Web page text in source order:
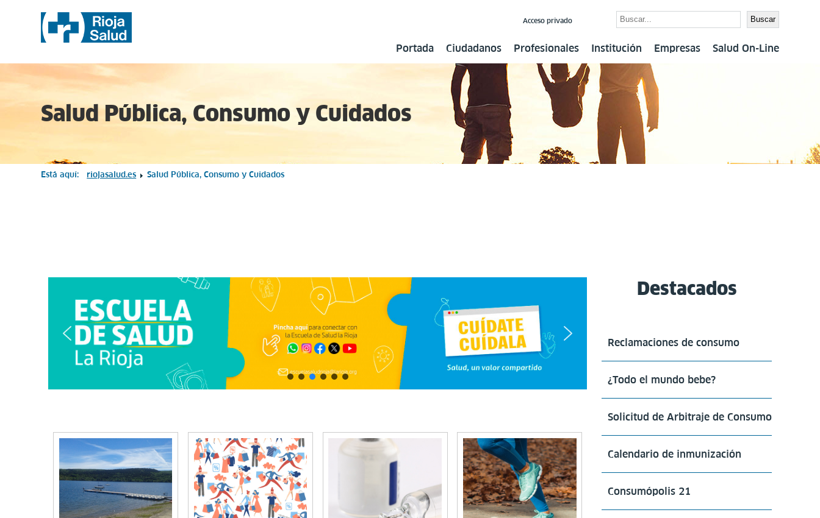
Buscar
Acceso privado
Portada Ciudadanos Profesionales Institución Empresas Salud On-Line
Salud Pública, Consumo y Cuidados
Está aquí: riojasalud.es Salud Pública, Consumo y Cuidados
Destacados
Reclamaciones de consumo
¿Todo el mundo bebe?
Solicitud de Arbitraje de Consumo
Calendario de inmunización
Consumópolis 21